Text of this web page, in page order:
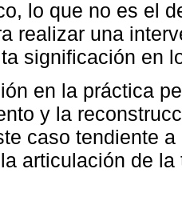
lo que no es el
realizar una
significación en
en la práctica
y la
caso tendiente
articulación de